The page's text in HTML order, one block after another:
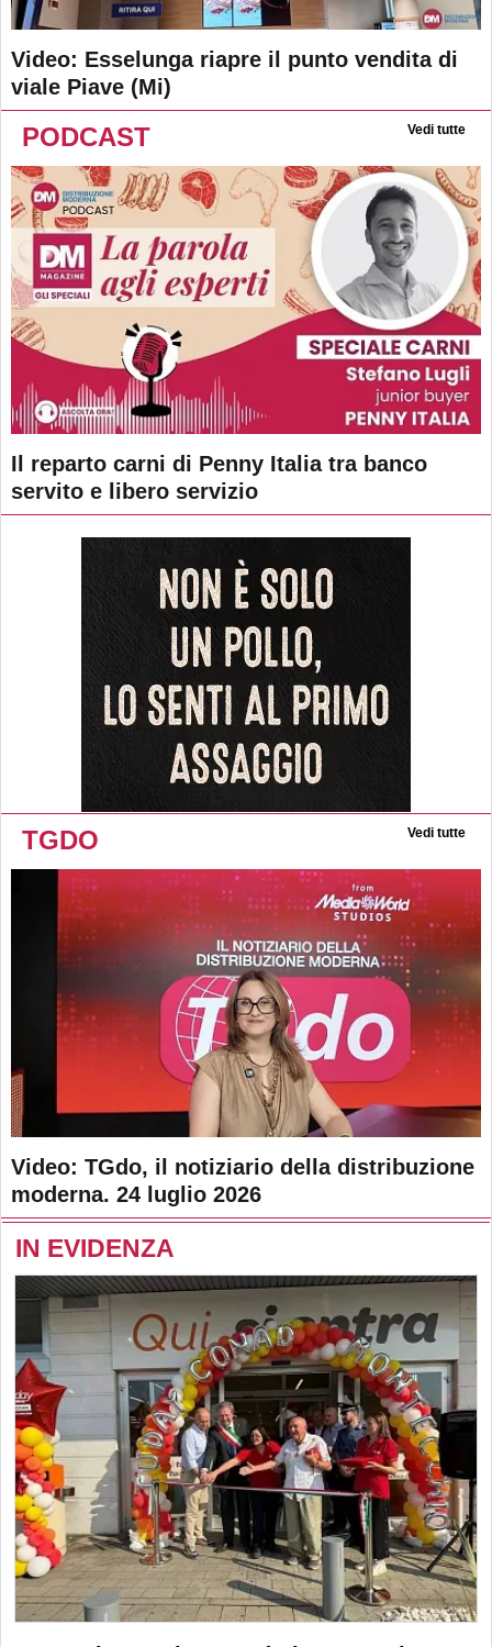
Video: Esselunga riapre il punto vendita di
viale Piave (Mi)
PODCAST Vedi tutte
Il reparto carni di Penny Italia tra banco
servito e libero servizio
TGDO Vedi tutte
Video: TGdo, il notiziario della distribuzione
moderna. 24 luglio 2026
IN EVIDENZA